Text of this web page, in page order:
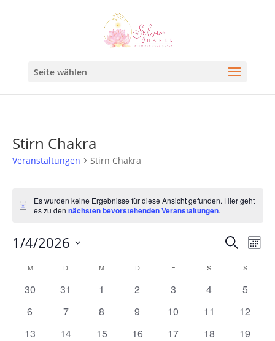
Seite wählen
Stirn Chakra
Veranstaltungen Stirn Chakra
Hinweis
Es wurden keine Ergebnisse für diese Ansicht gefunden. Hier geht
es zu dennächsten bevorstehenden Veranstaltungen.
Suche
und
Suche
1/4/2026
Kalender
von
Veranstaltungen
M D M D F S S
0
30
0
31
0
1
0
2
0
3
0
4
0
5
0
6
0
7
0
8
0
9
0
10
0
11
0
12
0
13
0
14
0
15
0
16
0
17
0
18
0
19